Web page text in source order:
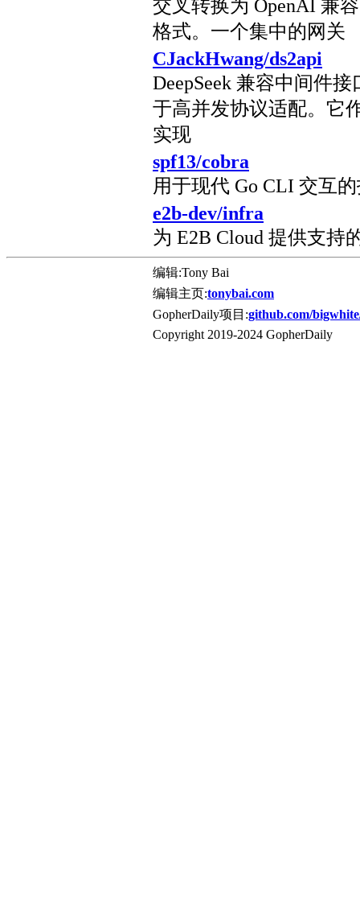
交叉转换为 OpenAI 兼
格式。一个集中的网关
CJackHwang/ds2api
DeepSeek 兼容中间件
于高并发协议适配。它
实现
spf13/cobra
用于现代 Go CLI 交互
e2b-dev/infra
为 E2B Cloud 提供支持
编辑:Tony Bai
编辑主页:tonybai.com
GopherDaily项目:github.com/
Copyright 2019-2024 GopherDaily